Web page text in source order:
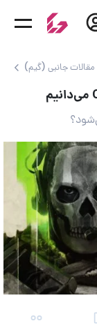
مقالات جانبی (گیم)